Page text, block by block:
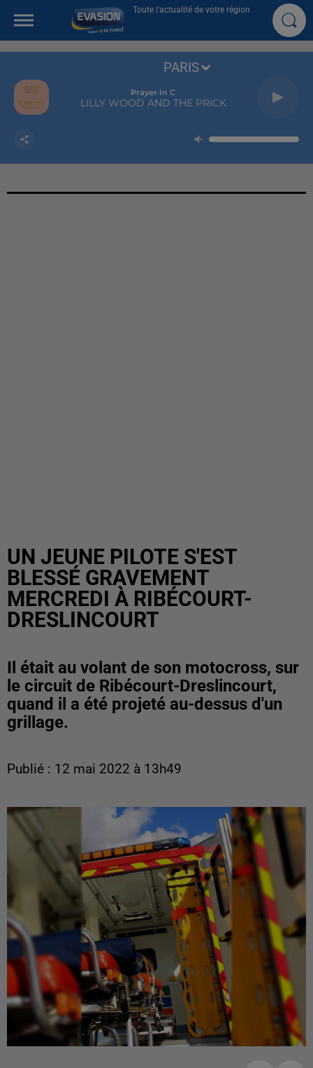
Toute l'actualité de votre région
Prayer In C
LILLY WOOD AND THE PRICK
PARIS
UN JEUNE PILOTE S'EST
BLESSÉ GRAVEMENT
MERCREDI À RIBÉCOURT-
DRESLINCOURT
Il était au volant de son motocross, sur
le circuit de Ribécourt-Dreslincourt,
quand il a été projeté au-dessus d'un
grillage.
Publié : 12 mai 2022 à 13h49